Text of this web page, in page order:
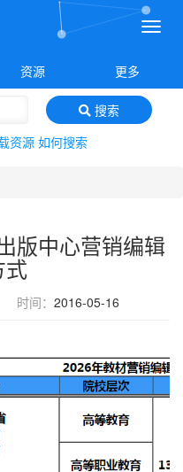
菜
资源 更多
搜索
资源 如何搜索
版中心营销编辑
式
时间： 2016-05-16